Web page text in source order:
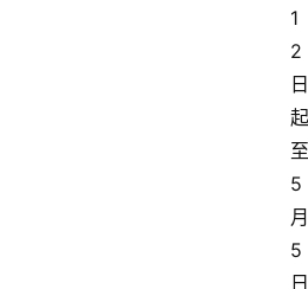
1
2
日
起
至
5
月
5
日